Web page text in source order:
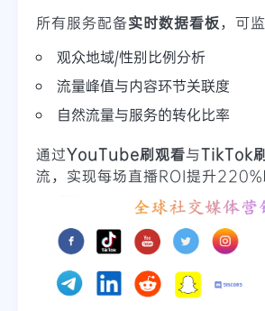
所有服务配备实时数据看板，可监
观众地域/性别比例分析
流量峰值与内容环节关联度
自然流量与服务的转化比率
通过YouTube刷观看与TikTok
流，实现每场直播ROI提升220%